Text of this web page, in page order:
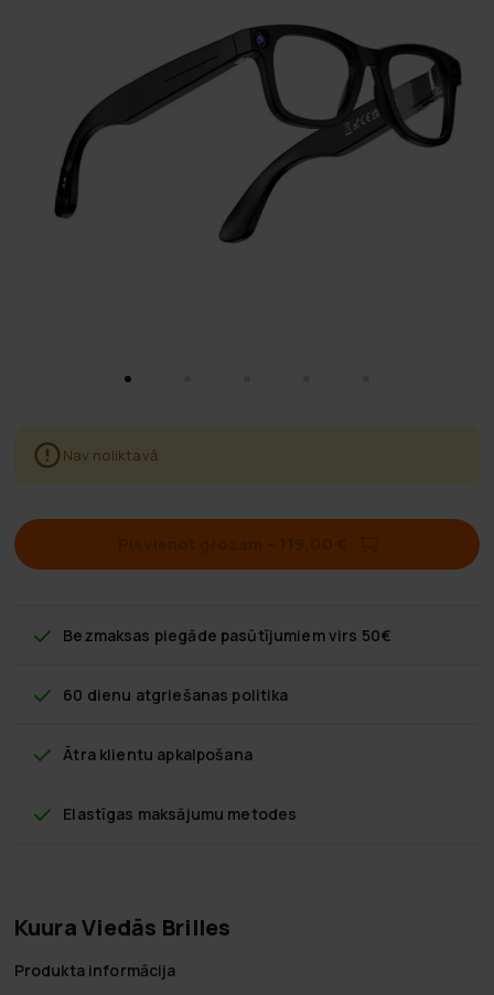
Nav noliktavā
Bezmaksas piegāde pasūtījumiem virs 50€
60 dienu atgriešanas politika
Ātra klientu apkalpošana
Elastīgas maksājumu metodes
Kuura Viedās Brilles
Produkta informācija